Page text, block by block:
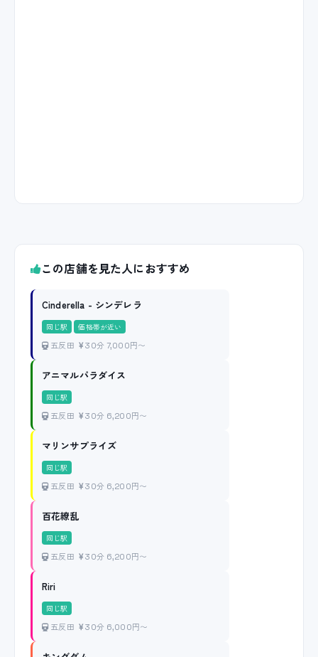
この店舗を見た人におすすめ
Cinderella - シンデレラ
同じ駅 価格帯が近い
五反田 30分 7,000円〜
アニマルパラダイス
同じ駅
五反田 30分 6,200円〜
マリンサプライズ
同じ駅
五反田 30分 6,200円〜
百花繚乱
同じ駅
五反田 30分 6,200円〜
Riri
同じ駅
五反田 30分 6,000円〜